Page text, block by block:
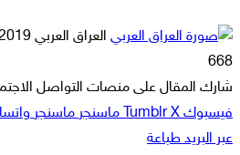
العراق العربي أرسل
10-08
668
شارك المقال على منصات التواصل
فيسبوك ‫X ماسنجر ماسنجر
عبر البريد طباعة